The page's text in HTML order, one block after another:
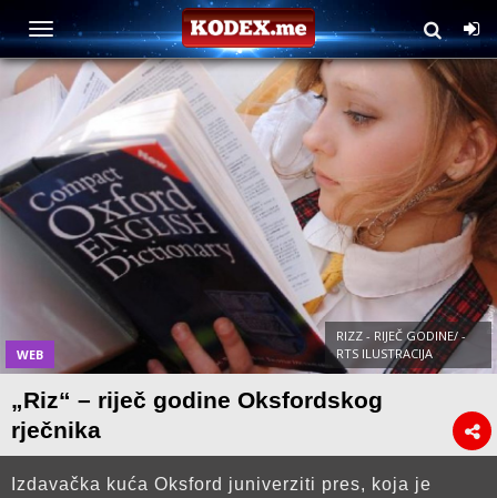
WEB
RIZZ - RIJEČ GODINE/ -
RTS ILUSTRACIJA
„Riz“ – riječ godine Oksfordskog
rječnika
Izdavačka kuća Oksford juniverziti pres, koja je